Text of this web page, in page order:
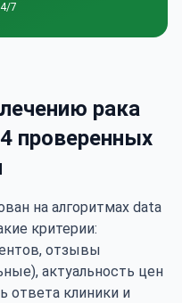
7
рака
проверенных
на алгоритмах data
критерии:
отзывы
актуальность цен
ответа клиники и